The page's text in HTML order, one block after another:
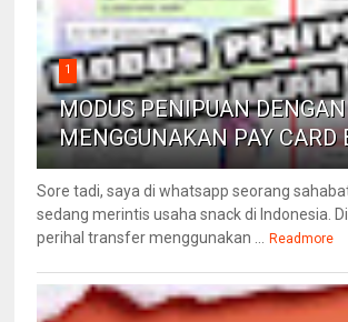
1
MODUS PENIPUAN DENGAN
MENGGUNAKAN PAY CARD
Sore tadi, saya di whatsapp seorang
sedang merintis usaha snack di Indonesia.
perihal transfer menggunakan ... Readmore